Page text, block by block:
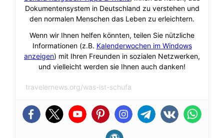
Dokumentensystem in Deutschland zu verstehen und
den normalen Menschen das Leben zu erleichtern.
Wenn wir Ihnen helfen könnten, teilen Sie nützliche
Informationen (z.B. Kalenderwochen im Windows
anzeigen) mit Ihren Freunden in sozialen Netzwerken,
und vielleicht werden sie Ihnen auch danken!
travelernews.org/was-ist-schufa